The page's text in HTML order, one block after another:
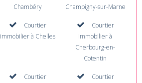
Chambéry Champigny-sur-Marne
Courtier
immobilier à Chelles
Courtier
immobilier à
Cherbourg-en-
Cotentin
Courtier
Courtier